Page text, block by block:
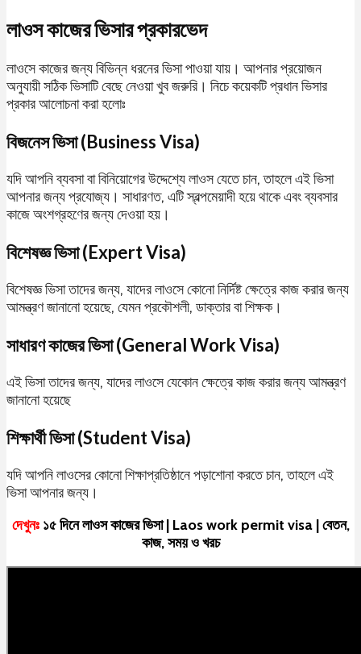
লাওস কাজের ভিসার প্রকারভেদ
লাওসে কাজের জন্য বিভিন্ন ধরনের ভিসা পাওয়া যায়। আপনার প্রয়োজন
অনুযায়ী সঠিক ভিসাটি বেছে নেওয়া খুব জরুরি। নিচে কয়েকটি প্রধান ভিসার
প্রকার আলোচনা করা হলোঃ
বিজনেস ভিসা (Business Visa)
যদি আপনি ব্যবসা বা বিনিয়োগের উদ্দেশ্যে লাওস যেতে চান, তাহলে এই ভিসা
আপনার জন্য প্রযোজ্য। সাধারণত, এটি স্বল্পমেয়াদী হয়ে থাকে এবং ব্যবসার
কাজে অংশগ্রহণের জন্য দেওয়া হয়।
বিশেষজ্ঞ ভিসা (Expert Visa)
বিশেষজ্ঞ ভিসা তাদের জন্য, যাদের লাওসে কোনো নির্দিষ্ট ক্ষেত্রে কাজ করার জন্য
আমন্ত্রণ জানানো হয়েছে, যেমন প্রকৌশলী, ডাক্তার বা শিক্ষক।
সাধারণ কাজের ভিসা (General Work Visa)
এই ভিসা তাদের জন্য, যাদের লাওসে যেকোন ক্ষেত্রে কাজ করার জন্য আমন্ত্রণ
জানানো হয়েছে
শিক্ষার্থী ভিসা (Student Visa)
যদি আপনি লাওসের কোনো শিক্ষাপ্রতিষ্ঠানে পড়াশোনা করতে চান, তাহলে এই
ভিসা আপনার জন্য।
দেখুনঃ১৫ দিনে লাওস কাজের ভিসা | Laos work permit visa | বেতন,
কাজ, সময় ও খরচ